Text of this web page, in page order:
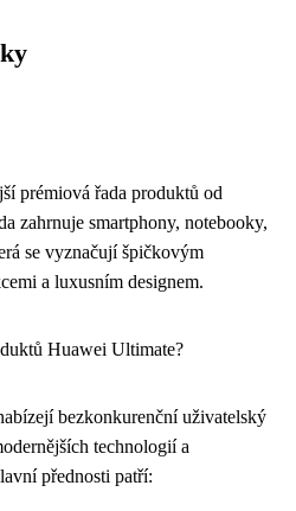
prémiová řada produktů od
zahrnuje smartphony, notebooky,
se vyznačují špičkovým
a luxusním designem.
Huawei Ultimate?
bezkonkurenční uživatelský
technologií a
přednosti patří: